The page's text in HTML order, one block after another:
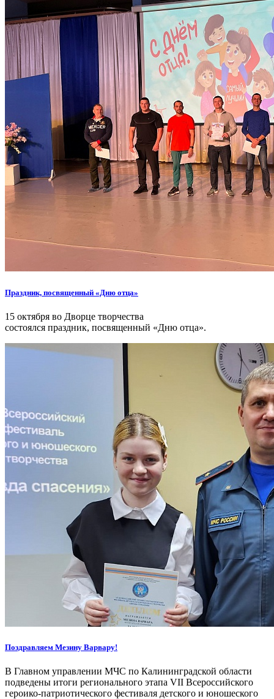
Праздник, посвященный «Дню отца»
15 октября во Дворце творчества
состоялся праздник, посвященный «Дню отца».
Поздравляем Мезину Варвару!
В Главном управлении МЧС по Калининградской области
подведены итоги регионального этапа VII Всероссийского
героико-патриотического фестиваля детского и юношеского